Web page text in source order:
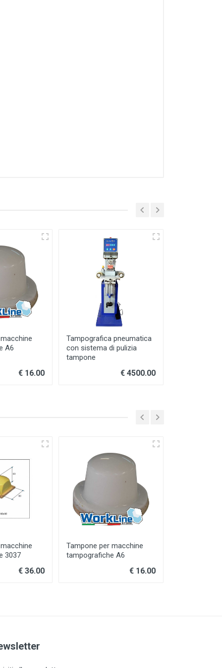
A6
€ 16.00
Tampografica pneumatica
con sistema di pulizia
tampone
€ 4500.00
3037
€ 36.00
Tampone per macchine
tampografiche A6
€ 16.00